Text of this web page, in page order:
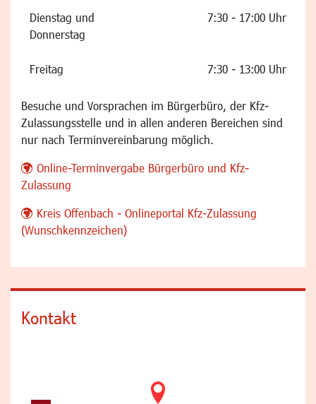
Dienstag und
Donnerstag
7:30 - 17:00 Uhr
Freitag 7:30 - 13:00 Uhr
Besuche und Vorsprachen im Bürgerbüro, der Kfz-
Zulassungsstelle und in allen anderen Bereichen sind
nur nach Terminvereinbarung möglich.
Online-Terminvergabe Bürgerbüro und Kfz-
Zulassung
Kreis Offenbach - Onlineportal Kfz-Zulassung
(Wunschkennzeichen)
Kontakt